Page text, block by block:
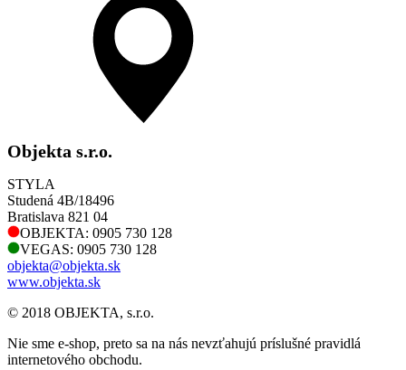
Objekta s.r.o.
STYLA
Studená 4B/18496
Bratislava 821 04
OBJEKTA: 0905 730 128
VEGAS: 0905 730 128
objekta@objekta.sk
www.objekta.sk
© 2018 OBJEKTA, s.r.o.
Nie sme e-shop, preto sa na nás nevzťahujú príslušné pravidlá
internetového obchodu.